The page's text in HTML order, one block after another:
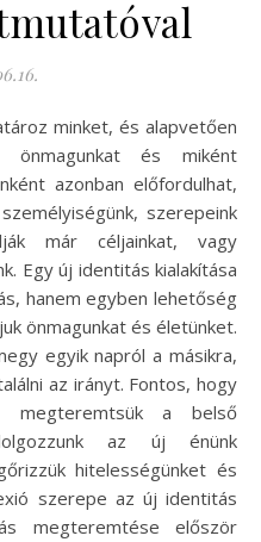
önmagunkat és miként
azonban előfordulhat,
szerepeink
már céljainkat, vagy
Egy új identitás kialakítása
hanem egyben lehetőség
önmagunkat és életünket.
egyik napról a másikra,
az irányt. Fontos, hogy
megteremtsük a belső
az új énünk
hitelességünket és
szerepe az új identitás
megteremtése először